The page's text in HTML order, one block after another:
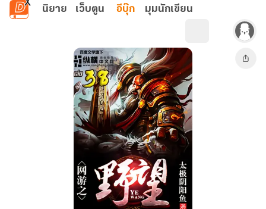
ข้ามไปยังเนื้อหาหลัก
นิยาย เว็บตูน อีบุ๊ก มุมนักเขียน